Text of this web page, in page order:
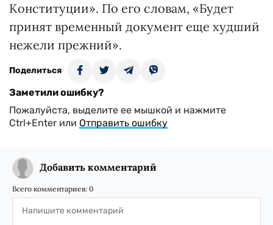
Конституции». По его словам, «Будет
принят временный документ еще худший
нежели прежний».
Поделиться
Заметили ошибку?
Пожалуйста, выделите ее мышкой и нажмите
Ctrl+Enter или Отправить ошибку
Добавить комментарий
Всего комментариев: 0